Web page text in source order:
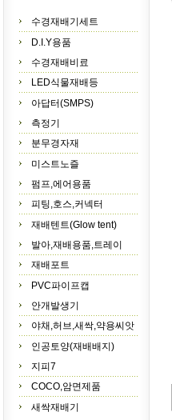
수경재배기세트
D.I.Y용품
수경재배비료
LED식물재배등
아답터(SMPS)
측정기
분무경자재
미스트노즐
펌프,에어용품
피팅,호스,커넥터
재배텐트(Glow tent)
발아,재배용품,트레이
재배포트
PVC파이프캡
안개발생기
야채,허브,새싹,약용씨앗
인공토양(재배배지)
지피7
COCO,암면제품
새싹재배기